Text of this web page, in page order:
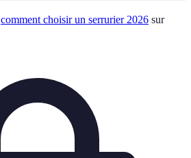
comment choisir un serrurier 2026 sur